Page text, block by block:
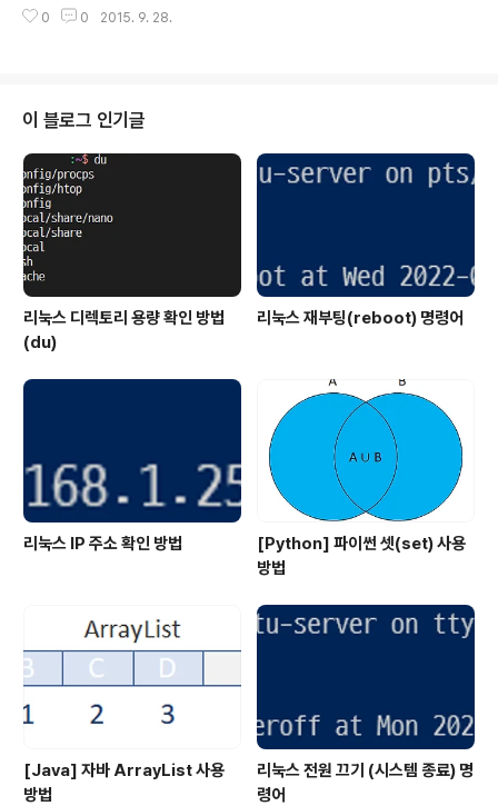
닌 숫자 0)입니다. 접속에 성공하면 Transmission 설치..
페이지에서 구매한 2TB My Cloud입니다.제품은 그렇게
지원하는 내용도 확인할 수 있습니다.모든 것을 저장하고
어디서나 접속이 가능하다고 되어 있습니다. NAS를 사용
하는 주된 이유라고 할 수 있습니다.국내 출시가 되기 전에
구매했던 제품이기 때문에 110V 케이블이 포함되어 있습
니다.전체적인 구성은 NAS 본체, 전원 케이블, 네트워크
케이블 정도입니다...
0 0 2015. 9. 28.
이 블로그 인기글
리눅스 디렉토리 용량 확인 방법
(du)
리눅스 재부팅(reboot) 명령어
리눅스 IP 주소 확인 방법
[Python] 파이썬 셋(set) 사용
방법
[Java] 자바 ArrayList 사용
방법
리눅스 전원 끄기 (시스템 종료) 명
령어